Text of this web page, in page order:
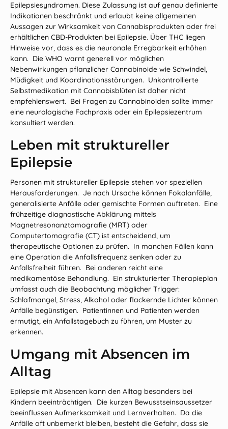
Epilepsiesyndromen. Diese Zulassung ist auf genau definierte
Indikationen beschränkt und erlaubt keine allgemeinen
Aussagen zur Wirksamkeit von Cannabisprodukten oder frei
erhältlichen CBD-Produkten bei Epilepsie. Über THC liegen
Hinweise vor, dass es die neuronale Erregbarkeit erhöhen
kann. Die WHO warnt generell vor möglichen
Nebenwirkungen pflanzlicher Cannabinoide wie Schwindel,
Müdigkeit und Koordinationsstörungen. Unkontrollierte
Selbstmedikation mit Cannabisblüten ist daher nicht
empfehlenswert. Bei Fragen zu Cannabinoiden sollte immer
eine neurologische Fachpraxis oder ein Epilepsiezentrum
konsultiert werden.
Leben mit struktureller
Epilepsie
Personen mit struktureller Epilepsie stehen vor speziellen
Herausforderungen. Je nach Ursache können Fokalanfälle,
generalisierte Anfälle oder gemischte Formen auftreten. Eine
frühzeitige diagnostische Abklärung mittels
Magnetresonanztomografie (MRT) oder
Computertomografie (CT) ist entscheidend, um
therapeutische Optionen zu prüfen. In manchen Fällen kann
eine Operation die Anfallsfrequenz senken oder zu
Anfallsfreiheit führen. Bei anderen reicht eine
medikamentöse Behandlung. Ein strukturierter Therapieplan
umfasst auch die Beobachtung möglicher Trigger:
Schlafmangel, Stress, Alkohol oder flackernde Lichter können
Anfälle begünstigen. Patientinnen und Patienten werden
ermutigt, ein Anfallstagebuch zu führen, um Muster zu
erkennen.
Umgang mit Absencen im
Alltag
Epilepsie mit Absencen kann den Alltag besonders bei
Kindern beeinträchtigen. Die kurzen Bewusstseinsaussetzer
beeinflussen Aufmerksamkeit und Lernverhalten. Da die
Anfälle oft unbemerkt bleiben, besteht die Gefahr, dass sie